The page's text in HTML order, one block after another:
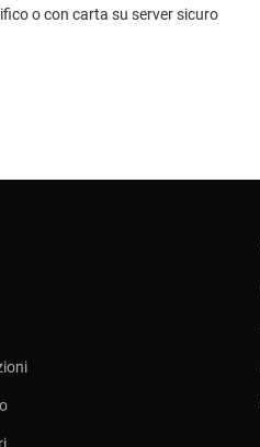
o con carta su server sicuro